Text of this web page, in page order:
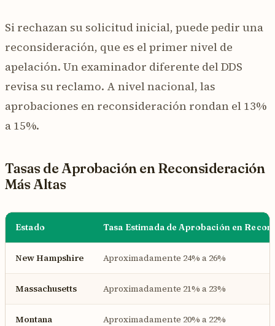
Si rechazan su solicitud inicial, puede pedir una
reconsideración, que es el primer nivel de
apelación. Un examinador diferente del DDS
revisa su reclamo. A nivel nacional, las
aprobaciones en reconsideración rondan el 13%
a 15%.
Tasas de Aprobación en Reconsideración
Más Altas
Estado Tasa Estimada de Aprobación en
New Hampshire Aproximadamente 24% a 26%
Massachusetts Aproximadamente 21% a 23%
Montana Aproximadamente 20% a 22%